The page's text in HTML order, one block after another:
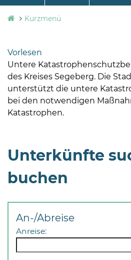
Stadtverwaltung
Bramstedt
Bleeck 15-
24576 Bad
Bramstedt
04192-
zentrale@badbramstedt.de
Mo,
08
language
Kurzmenü
Vorlesen
Untere
des Kreises Segeberg. Die
unterstützt die untere
bei den notwendigen
Katastrophen.
Unterkünfte
buchen
An-/Abreise
Anreise: